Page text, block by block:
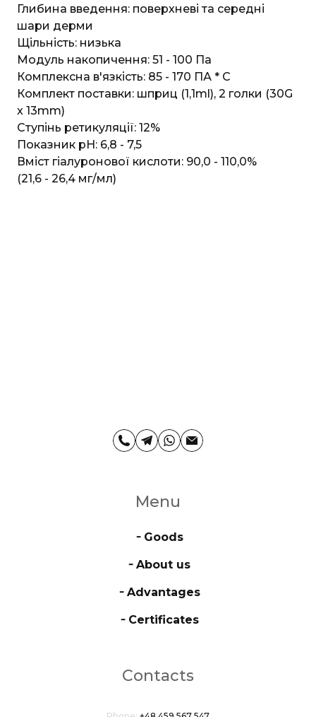
Глибина введення: поверхневі та середні
шари дерми
Щільність: низька
Модуль накопичення: 51 - 100 Па
Комплексна в'язкість: 85 - 170 ПА * С
Комплект поставки: шприц (1,1ml), 2 голки (30G
x 13mm)
Ступінь ретикуляції: 12%
Показник pH: 6,8 - 7,5
Вміст гіалуронової кислоти: 90,0 - 110,0%
(21,6 - 26,4 мг/мл)
Menu
╶ Goods
╶ About us
╶ Advantages
╶ Certificates
Contacts